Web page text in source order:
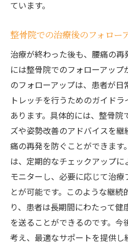
ています。
整骨院での治療後のフォロー
治療が終わった後も、腰痛の
には整骨院でのフォローアッ
のフォローアップは、患者が
トレッチを行うためのガイド
あります。具体的には、整骨院
ズや姿勢改善のアドバイスを
痛の再発を防ぐことができます
は、定期的なチェックアップに
モニターし、必要に応じて治
とが可能です。このような継続
り、患者は長期間にわたって
を送ることができるのです。
考え、最適なサポートを提供し